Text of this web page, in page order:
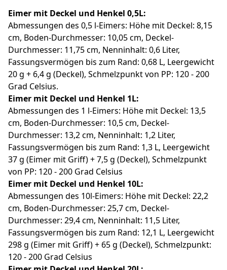
Eimer mit Deckel und Henkel 0,5L:
Abmessungen des 0,5 l-Eimers: Höhe mit Deckel: 8,15
cm, Boden-Durchmesser: 10,05 cm, Deckel-
Durchmesser: 11,75 cm, Nenninhalt: 0,6 Liter,
Fassungsvermögen bis zum Rand: 0,68 L, Leergewicht
20 g + 6,4 g (Deckel), Schmelzpunkt von PP: 120 - 200
Grad Celsius.
Eimer mit Deckel und Henkel 1L:
Abmessungen des 1 l-Eimers: Höhe mit Deckel: 13,5
cm, Boden-Durchmesser: 10,5 cm, Deckel-
Durchmesser: 13,2 cm, Nenninhalt: 1,2 Liter,
Fassungsvermögen bis zum Rand: 1,3 L, Leergewicht
37 g (Eimer mit Griff) + 7,5 g (Deckel), Schmelzpunkt
von PP: 120 - 200 Grad Celsius
Eimer mit Deckel und Henkel 10L:
Abmessungen des 10l-Eimers: Höhe mit Deckel: 22,2
cm, Boden-Durchmesser: 25,7 cm, Deckel-
Durchmesser: 29,4 cm, Nenninhalt: 11,5 Liter,
Fassungsvermögen bis zum Rand: 12,1 L, Leergewicht
298 g (Eimer mit Griff) + 65 g (Deckel), Schmelzpunkt:
120 - 200 Grad Celsius